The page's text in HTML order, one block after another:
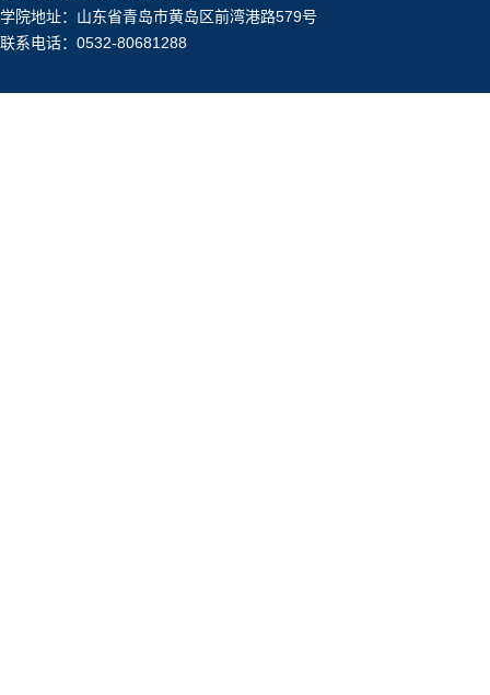
学院地址：山东省青岛市黄岛区前湾港路579号
联系电话：0532-80681288